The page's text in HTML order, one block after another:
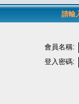
請輸
會員名稱:
登入密碼: